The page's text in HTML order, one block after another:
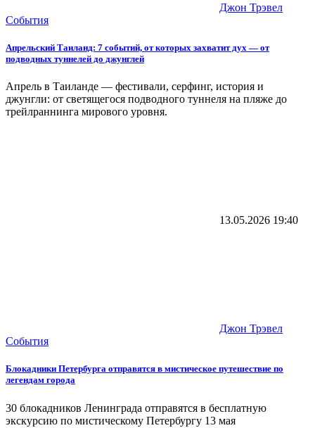
Джон Трэвел
События
Апрельский Таиланд: 7 событий, от которых захватит дух — от
подводных туннелей до джунглей
Апрель в Таиланде — фестивали, серфинг, история и
джунгли: от светящегося подводного туннеля на пляже до
трейлраннинга мирового уровня.
13.05.2026 19:40
Джон Трэвел
События
Блокадники Петербурга отправятся в мистическое путешествие по
легендам города
30 блокадников Ленинграда отправятся в бесплатную
экскурсию по мистическому Петербургу 13 мая